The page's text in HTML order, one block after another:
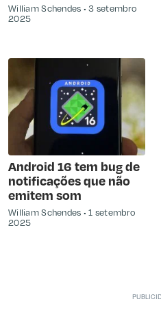
William Schendes
3 setembro
2025
Android 16 tem bug de
notificações que não
emitem som
William Schendes
1 setembro
2025